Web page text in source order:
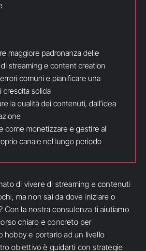
maggiore padronanza delle
streaming e content creation
comuni e pianificare una
crescita solida
la qualità dei contenuti, dall’idea
come monetizzare e gestire al
canale nel lungo periodo
di vivere di streaming e contenuti
ma non sai da dove iniziare o
Con la nostra consulenza ti aiutiamo
chiaro e concreto per
hobby e portarlo ad un livello
obiettivo è guidarti con strategie